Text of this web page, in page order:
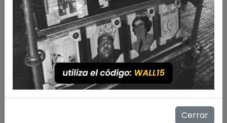
Cerrar